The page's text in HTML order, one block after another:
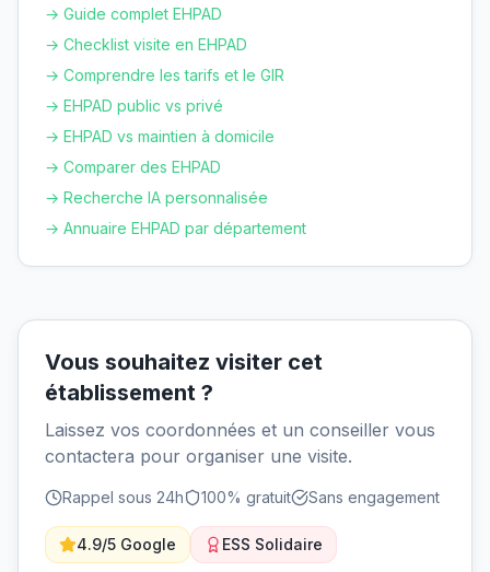
→ Guide complet EHPAD
→ Checklist visite en EHPAD
→ Comprendre les tarifs et le GIR
→ EHPAD public vs privé
→ EHPAD vs maintien à domicile
→ Comparer des EHPAD
→ Recherche IA personnalisée
→ Annuaire EHPAD par département
Vous souhaitez visiter cet
établissement ?
Laissez vos coordonnées et un conseiller vous
contactera pour organiser une visite.
Rappel sous 24h 100% gratuit Sans engagement
4.9/5 Google ESS Solidaire